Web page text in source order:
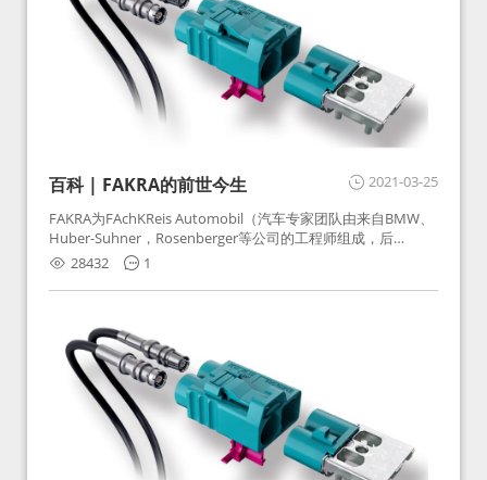
2021-03-25
百科 | FAKRA的前世今生
FAKRA为FAchKReis Automobil（汽车专家团队由来自BMW、
Huber-Suhner，Rosenberger等公司的工程师组成，后
Huber-Suhner相关连接器业务及技术在2010年并入
Rosenberger）缩写。起初为BMW需求用于车载收音机天线连
接，如今FAKRA已成为汽车行业通用标准的射频连接器，被业
28432 1